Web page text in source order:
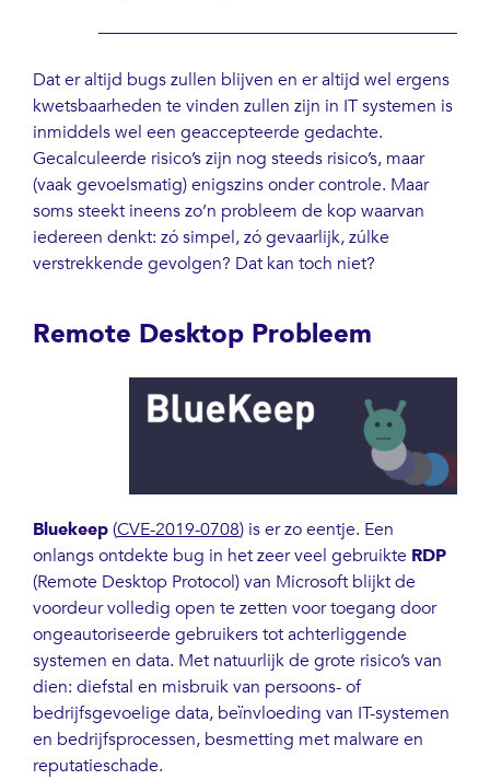
Dat er altijd bugs zullen blijven en er altijd wel ergens
kwetsbaarheden te vinden zullen zijn in IT systemen is
inmiddels wel een geaccepteerde gedachte.
Gecalculeerde risico’s zijn nog steeds risico’s, maar
(vaak gevoelsmatig) enigszins onder controle. Maar
soms steekt ineens zo’n probleem de kop waarvan
iedereen denkt: zó simpel, zó gevaarlijk, zúlke
verstrekkende gevolgen? Dat kan toch niet?
Remote Desktop Probleem
Bluekeep(CVE-2019-0708) is er zo eentje. Een
onlangs ontdekte bug in het zeer veel gebruikte RDP
(Remote Desktop Protocol) van Microsoft blijkt de
voordeur volledig open te zetten voor toegang door
ongeautoriseerde gebruikers tot achterliggende
systemen en data. Met natuurlijk de grote risico’s van
dien: diefstal en misbruik van persoons- of
bedrijfsgevoelige data, beïnvloeding van IT-systemen
en bedrijfsprocessen, besmetting met malware en
reputatieschade.